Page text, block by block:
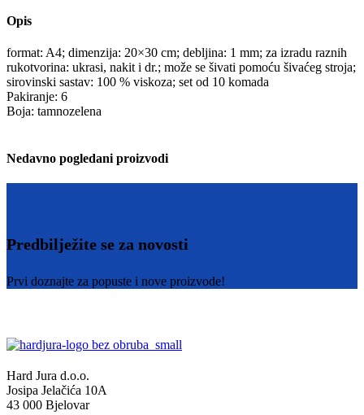
Opis
format: A4; dimenzija: 20×30 cm; debljina: 1 mm; za izradu raznih
rukotvorina: ukrasi, nakit i dr.; može se šivati pomoću šivaćeg stroja;
sirovinski sastav: 100 % viskoza; set od 10 komada
Pakiranje: 6
Boja: tamnozelena
Nedavno pogledani proizvodi
Predbilježite se za novosti
Prvi doznajte za popuste i nove proizvode!
Hard Jura d.o.o.
Josipa Jelačića 10A
43 000 Bjelovar